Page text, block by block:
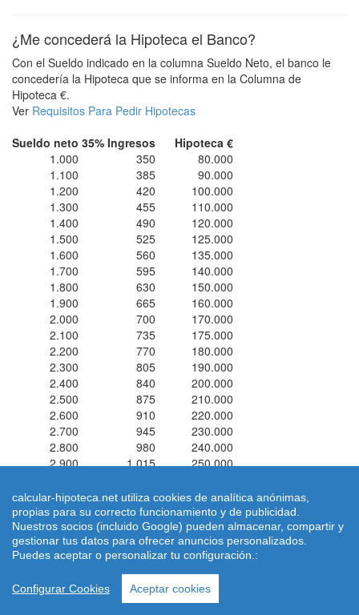
¿Me concederá la Hipoteca el Banco?
Con el Sueldo indicado en la columna Sueldo Neto, el banco le
concedería la Hipoteca que se informa en la Columna de
Hipoteca €.
Ver Requisitos Para Pedir Hipotecas
Sueldo neto 35% Ingresos
Hipoteca €
1.000
350
80.000
1.100
385
90.000
1.200
420
100.000
1.300
455
110.000
1.400
490
120.000
1.500
525
125.000
1.600
560
135.000
1.700
595
140.000
1.800
630
150.000
1.900
665
160.000
2.000
700
170.000
2.100
735
175.000
2.200
770
180.000
2.300
805
190.000
2.400
840
200.000
2.500
875
210.000
2.600
910
220.000
2.700
945
230.000
2.800
980
240.000
2.900
1.015
250.000
Simuladores de hipotecas ® 2026 calcular-hipoteca.net Home
Calcular letra de hipoteca|Revisar hipoteca|Condiciones de uso
|Aviso Legal-
dimarinternet(arroba)gmail.com
calcular-hipoteca.net utiliza cookies de analítica anónimas,
propias para su correcto funcionamiento y de publicidad.
Nuestros socios (incluido Google) pueden almacenar, compartir y
gestionar tus datos para ofrecer anuncios personalizados.
Puedes aceptar o personalizar tu configuración.:
Configurar Cookies Aceptar cookies